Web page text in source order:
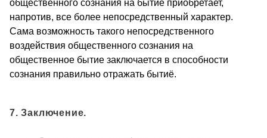
общественного сознания на бытие приобретает,
напротив, все более непосредственный характер.
Сама возможность такого непосредственного
воздействия общественного сознания на
общественное бытие заключается в способности
сознания правильно отражать бытиё.
7. Заключение.